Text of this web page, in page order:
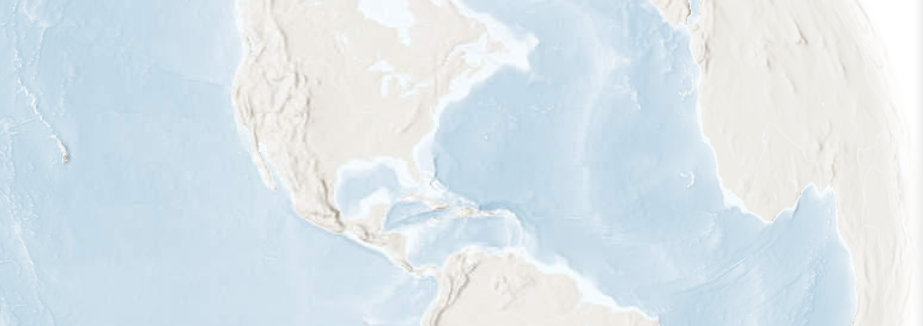
Gama de verano
Rango de invierno
Rango a lo largo del año